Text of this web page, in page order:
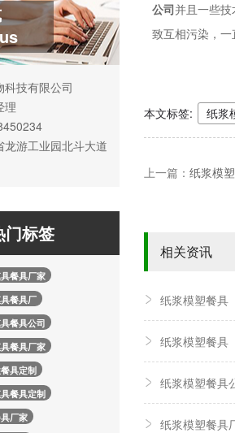
技有限公司
理
龙游工业园北斗大道
门标签
餐具厂家
餐具厂
餐具公司
餐具厂家
具定制
餐具定制
厂家
公司并且一些
致互相污染，一
本文标签: 纸浆
上一篇： 纸浆模
相关资讯
纸浆模塑餐具
纸浆模塑餐具
纸浆模塑餐具
纸浆模塑餐具